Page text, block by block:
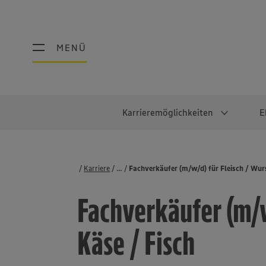
MENÜ
MENÜ
Karrieremöglichkeiten
Schülerpraktikum
Faires Gehalt
Diversität Lager & Logistik
Karriere Stellenbörse
Fachverkäufer (m/w/d) für Fleisch /
...
Fachverkäufer
Käse / Fisch